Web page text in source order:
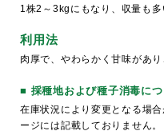
1株2～3kgにもなり、収量も多
利用法
肉厚で、やわらかく甘味があ
■ 採種地および種子消毒につ
在庫状況により変更となる場
ージには記載しておりません。